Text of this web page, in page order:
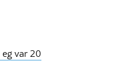
eg var 20